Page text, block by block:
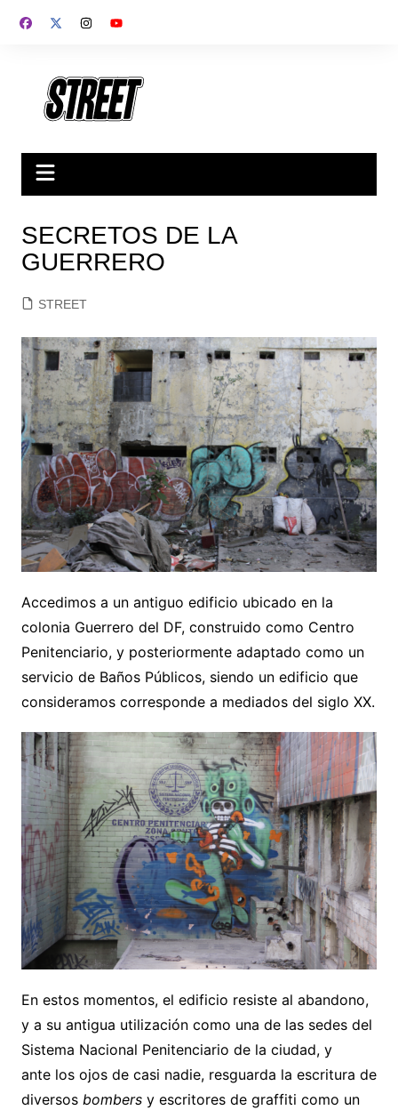
SECRETOS DE LA
GUERRERO
STREET
Accedimos a un antiguo edificio ubicado en la
colonia Guerrero del DF, construido como Centro
Penitenciario, y posteriormente adaptado como un
servicio de Baños Públicos, siendo un edificio que
consideramos corresponde a mediados del siglo XX.
En estos momentos, el edificio resiste al abandono,
y a su antigua utilización como una de las sedes del
Sistema Nacional Penitenciario de la ciudad, y
ante los ojos de casi nadie, resguarda la escritura de
diversos bombersy escritores de graffiti como un